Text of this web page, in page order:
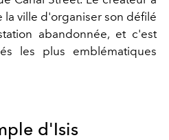
ville d'organiser son défilé
abandonnée, et c'est
les plus emblématiques
d'Isis